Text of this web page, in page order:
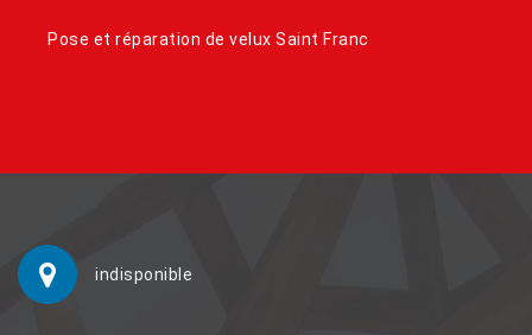
Pose et réparation de velux Saint Franc
indisponible